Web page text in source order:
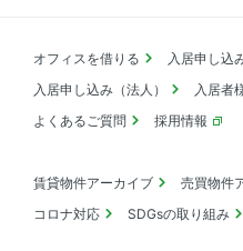
オフィスを借りる
入居申し込
入居申し込み（法人）
入居者
よくあるご質問
採用情報
賃貸物件アーカイブ 売買物件
コロナ対応
SDGsの取り組み